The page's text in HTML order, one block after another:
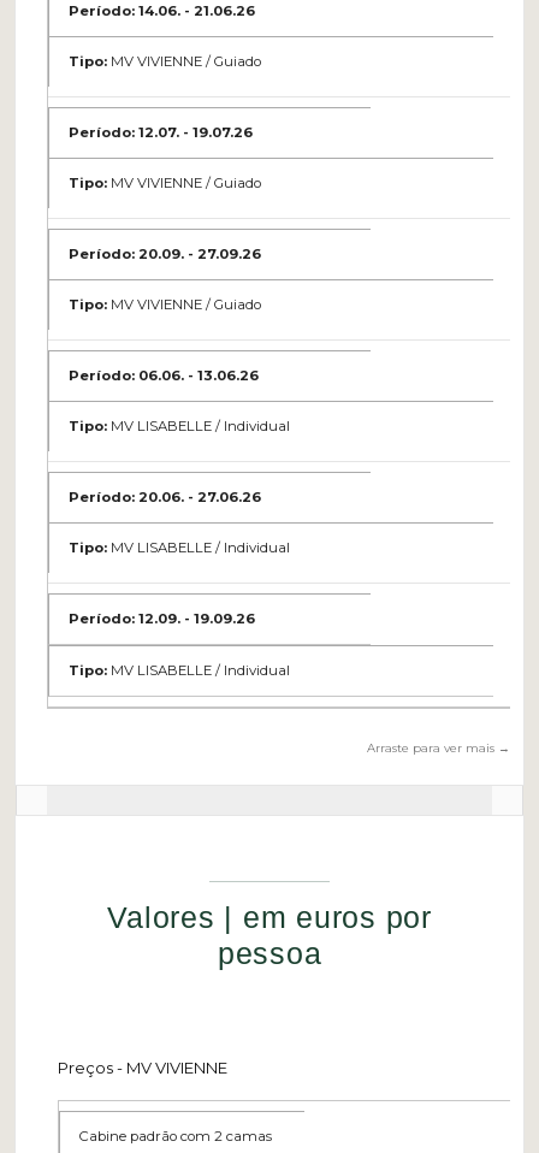
14.06. - 21.06.26
MV VIVIENNE / Guiado
12.07. - 19.07.26
MV VIVIENNE / Guiado
20.09. - 27.09.26
MV VIVIENNE / Guiado
06.06. - 13.06.26
MV LISABELLE / Individual
20.06. - 27.06.26
MV LISABELLE / Individual
12.09. - 19.09.26
MV LISABELLE / Individual
Valores | em euros por
pessoa
Preços - MV VIVIENNE
Cabine padrão com 2 camas